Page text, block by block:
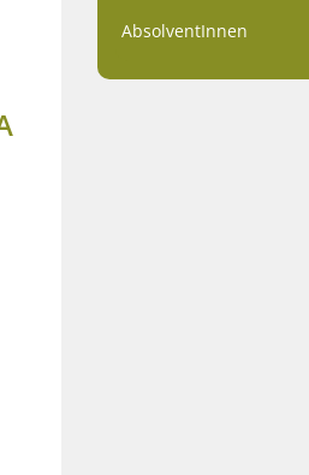
AbsolventInnen